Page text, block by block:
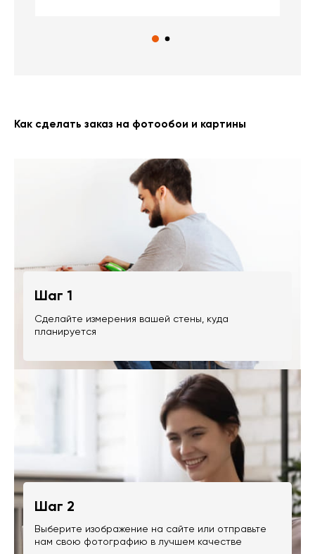
Как сделать заказ на фотообои и картины
Шаг 1
Сделайте измерения вашей стены, куда
планируется
Шаг 2
Выберите изображение на сайте или отправьте
нам свою фотографию в лучшем качестве